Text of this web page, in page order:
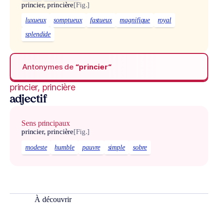
princier, princière[Fig.]
luxueux somptueux fastueux magnifique
royal
splendide
Antonymes de “princier“
princier, princière
adjectif
Sens principaux
princier, princière[Fig.]
modeste humble pauvre simple sobre
À découvrir